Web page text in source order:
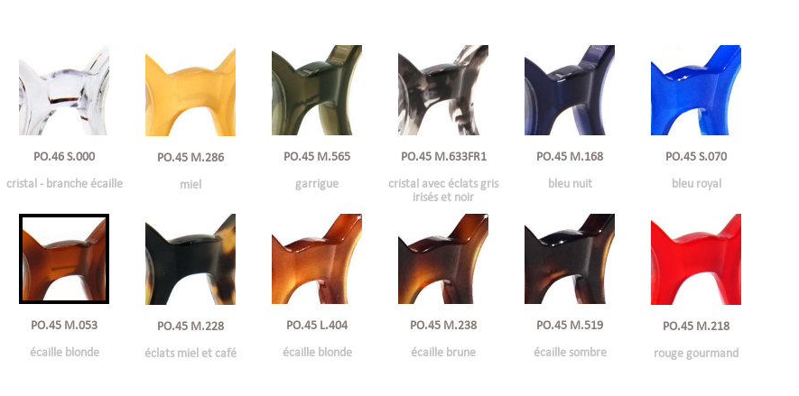
PO.46 S.000
cristal - branche écaille
PO.45 M.286
miel
PO.45 M.565
garrigue
PO.45 M.633FR1
cristal avec éclats gris
irisés et noir
PO.45 M.168
bleu nuit
PO.45 S.070
bleu royal
PO.45 M.053
écaille blonde
PO.45 M.228
éclats miel et café
PO.45 L.404
écaille blonde
PO.45 M.238
écaille brune
PO.45 M.519
écaille sombre
PO.45 M.218
rouge gourmand